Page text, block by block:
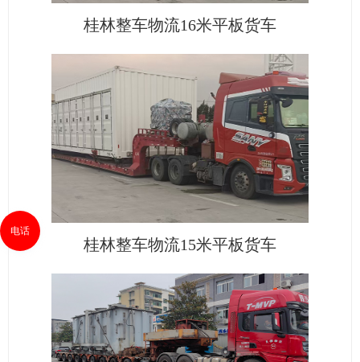
桂林整车物流16米平板货车
桂林整车物流15米平板货车
电话